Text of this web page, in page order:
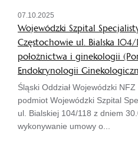
07.10.2025
Wojewódzki Szpital
Częstochowie ul. Bialska 104/
położnictwa i ginekologii
Endokrynologii
Śląski Oddział Wojewódzki
podmiot Wojewódzki Szpital
ul. Bialskiej 104/118 z dniem
wykonywanie umowy o...